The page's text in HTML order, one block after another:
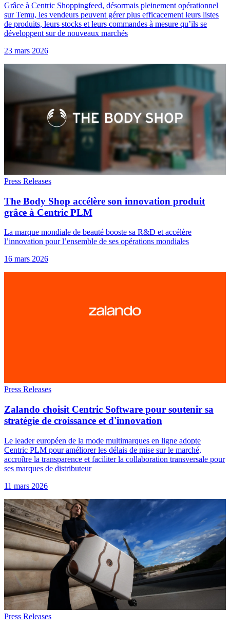
Grâce à Centric Shoppingfeed, désormais pleinement opérationnel
sur Temu, les vendeurs peuvent gérer plus efficacement leurs listes
de produits, leurs stocks et leurs commandes à mesure qu’ils se
développent sur de nouveaux marchés
23 mars 2026
Press Releases
The Body Shop accélère son innovation produit
grâce à Centric PLM
La marque mondiale de beauté booste sa R&D et accélère
l’innovation pour l’ensemble de ses opérations mondiales
16 mars 2026
Press Releases
Zalando choisit Centric Software pour soutenir sa
stratégie de croissance et d'innovation
Le leader européen de la mode multimarques en ligne adopte
Centric PLM pour améliorer les délais de mise sur le marché,
accroître la transparence et faciliter la collaboration transversale pour
ses marques de distributeur
11 mars 2026
Press Releases